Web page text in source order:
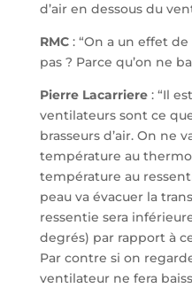
d’air en dessous du
RMC: “On a un effet de
pas ? Parce qu’on ne
Pierre Lacarriere: “Il
ventilateurs sont ce
brasseurs d’air. On ne
température au
température au
peau va évacuer la
ressentie sera
degrés) par rapport à
Par contre si on
ventilateur ne fera